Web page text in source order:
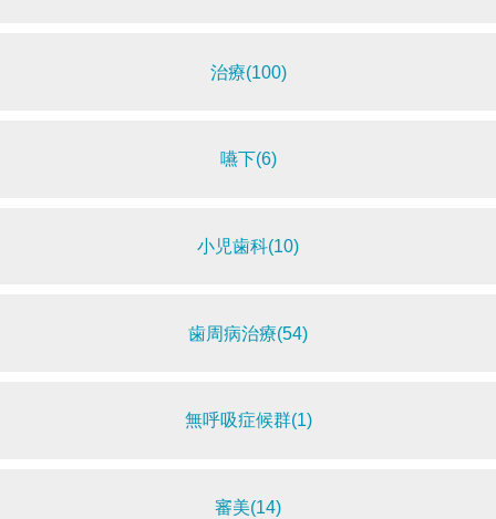
治療(100)
嚥下(6)
小児歯科(10)
歯周病治療(54)
無呼吸症候群(1)
審美(14)